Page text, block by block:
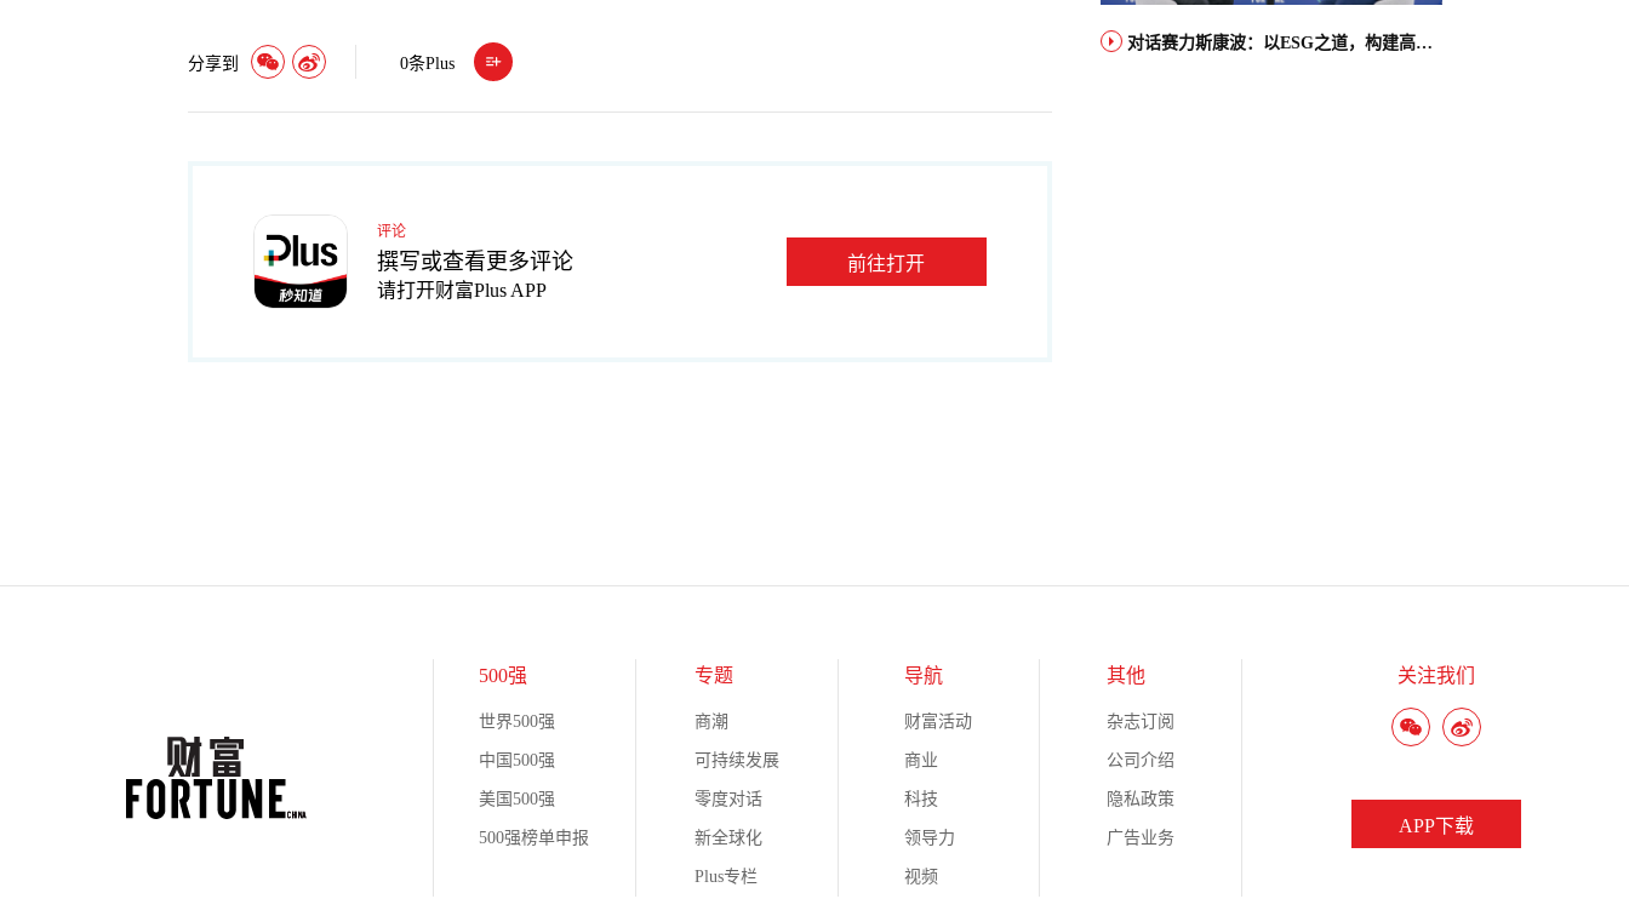
分享到 0条Plus
评论
撰写或查看更多评论
请打开财富Plus APP
前往打开
对话赛力斯康波：以ESG之道，构建高端智能汽车品牌全球竞争力
500强
世界500强
中国500强
美国500强
500强榜单申报
专题
商潮
可持续发展
零度对话
新全球化
Plus专栏
导航
财富活动
商业
科技
领导力
视频
其他
杂志订阅
公司介绍
隐私政策
广告业务
关注我们
APP下载